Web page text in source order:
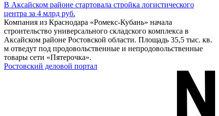
В Аксайском районе стартовала стройка логистического
центра за 4 млрд руб.
Компания из Краснодара «Ромекс-Кубань» начала
строительство универсального складского комплекса в
Аксайском районе Ростовской области. Площадь 35,5 тыс. кв.
м отведут под продовольственные и непродовольственные
товары сети «Пятерочка».
Ростовский деловой портал